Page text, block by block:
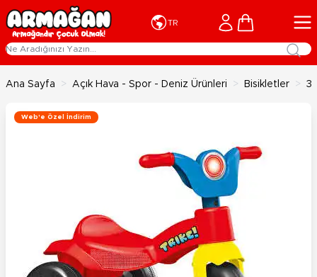
İçeriğe geç
TR Cart
Ana Sayfa > Açık Hava - Spor - Deniz Ürünleri > Bisikletler > 3
Web'e Özel İndirim